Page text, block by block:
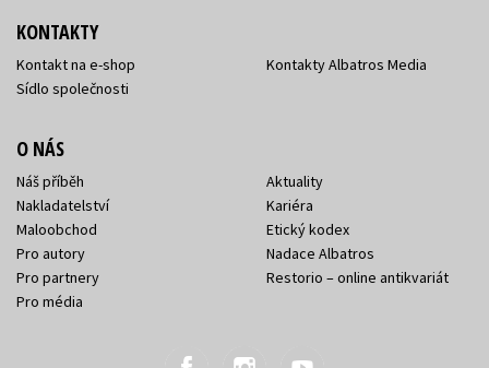
KONTAKTY
Kontakt na e-shop
Sídlo společnosti
Kontakty Albatros Media
O NÁS
Náš příběh
Nakladatelství
Maloobchod
Pro autory
Pro partnery
Pro média
Aktuality
Kariéra
Etický kodex
Nadace Albatros
Restorio – online antikvariát